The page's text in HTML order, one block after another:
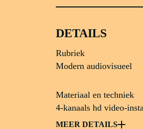
DETAILS
Rubriek
Modern audiovisueel
Materiaal en techniek
4-kanaals hd video-
Object soort
MEER DETAILS